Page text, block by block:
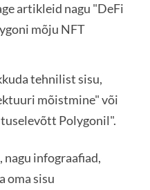
artikleid nagu "DeFi
mõju NFT
tehnilist sisu,
mõistmine" või
Polygonil".
nagu infograafiad,
oma sisu